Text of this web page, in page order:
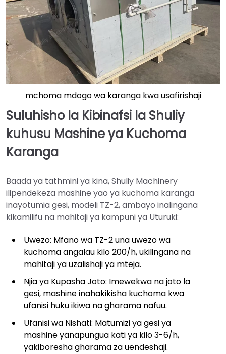
mchoma mdogo wa karanga kwa usafirishaji
Suluhisho la Kibinafsi la Shuliy
kuhusu Mashine ya Kuchoma
Karanga
Baada ya tathmini ya kina, Shuliy Machinery
ilipendekeza mashine yao ya kuchoma karanga
inayotumia gesi, modeli TZ-2, ambayo inalingana
kikamilifu na mahitaji ya kampuni ya Uturuki:
Uwezo: Mfano wa TZ-2 una uwezo wa
kuchoma angalau kilo 200/h, ukilingana na
mahitaji ya uzalishaji ya mteja.
Njia ya Kupasha Joto: Imewekwa na joto la
gesi, mashine inahakikisha kuchoma kwa
ufanisi huku ikiwa na gharama nafuu.
Ufanisi wa Nishati: Matumizi ya gesi ya
mashine yanapungua kati ya kilo 3-6/h,
yakiboresha gharama za uendeshaji.